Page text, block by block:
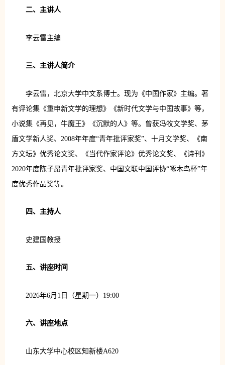
二、 主讲人
李云雷主编
三、主讲人简介
李云雷，北京大学中文系博士。现为《中国作家》主编。著
有评论集《重申新文学的理想》《新时代文学与中国故事》等，
小说集《再见，牛魔王》《沉默的人》等。曾获冯牧文学奖、茅
盾文学新人奖、2008年年度“青年批评家奖”、十月文学奖、《南
方文坛》优秀论文奖、《当代作家评论》优秀论文奖、《诗刊》
2020年度陈子昂青年批评家奖、中国文联中国评协“啄木鸟杯”年
度优秀作品奖等。
四、 主持人
史建国教授
五、 讲座时间
2026年6月1日（星期一）19:00
六、 讲座地点
山东大学中心校区知新楼A620